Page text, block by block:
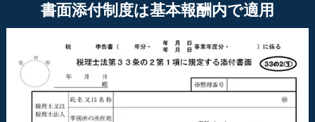
書面添付制度は基本報酬内で適用